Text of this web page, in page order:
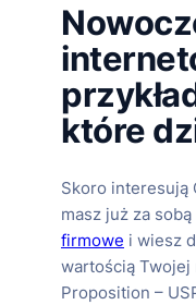
które
Skoro interesują
masz już za
firmowe i wiesz
wartością Twojej
Proposition –